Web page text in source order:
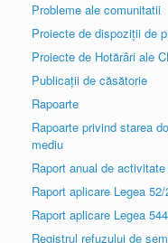
Probleme ale comunitatii
Proiecte de dispoziții de
Proiecte de Hotărâri ale
Publicații de căsătorie
Rapoarte
Rapoarte privind starea
mediu
Raport anual de
Raport aplicare Legea
Raport aplicare Legea
Registrul refuzului de